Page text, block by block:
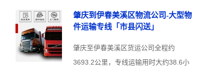
肇庆到伊春美溪区物流公司-大型物
件运输专线「市县闪送」
肇庆至伊春美溪区货运公司全程约
3693.2公里，专线运输用时大约38.6小